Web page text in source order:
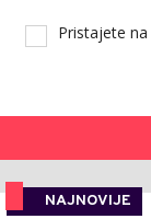
Pristajete na
NAJNOVIJE